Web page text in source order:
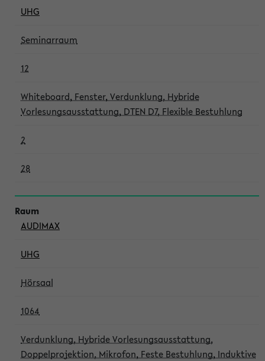
UHG
Seminarraum
12
Whiteboard, Fenster, Verdunklung, Hybride
Vorlesungsausstattung, DTEN D7, Flexible Bestuhlung
2
28
AUDIMAX
UHG
Hörsaal
1064
Verdunklung, Hybride Vorlesungsausstattung,
Doppelprojektion, Mikrofon, Feste Bestuhlung, Induktive